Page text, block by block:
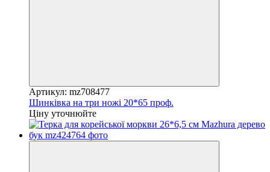
Артикул: mz708477
Шинківка на три ножі 20*65 проф.
Ціну уточнюйте